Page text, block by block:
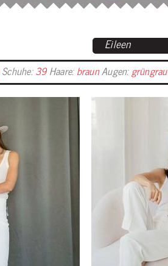
Eileen
Schuhe:39 Haare: braunAugen: grüngrau